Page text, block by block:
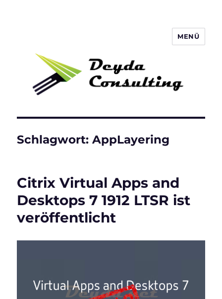
MENÜ
Schlagwort:AppLayering
Citrix Virtual Apps and
Desktops 7 1912 LTSR ist
veröffentlicht